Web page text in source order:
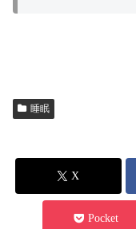
睡眠
X
Pocket